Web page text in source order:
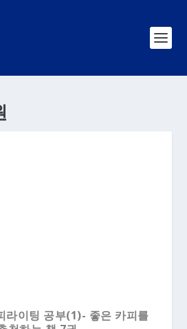
라이팅 공부(1)- 좋은 카피를